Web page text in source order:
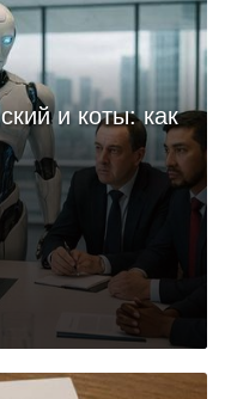
и коты: как